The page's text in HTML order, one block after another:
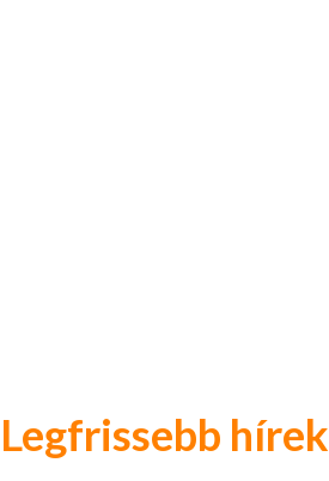
Legfrissebb hírek